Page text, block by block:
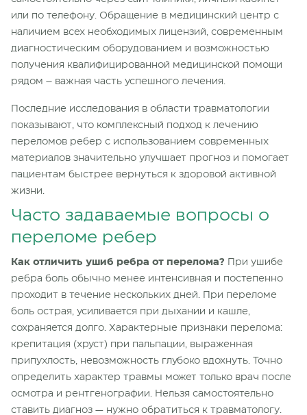
или по телефону. Обращение в медицинский центр с
наличием всех необходимых лицензий, современным
диагностическим оборудованием и возможностью
получения квалифицированной медицинской помощи
рядом – важная часть успешного лечения.
Последние исследования в области травматологии
показывают, что комплексный подход к лечению
переломов ребер с использованием современных
материалов значительно улучшает прогноз и помогает
пациентам быстрее вернуться к здоровой активной
жизни.
Часто задаваемые вопросы о
переломе ребер
Как отличить ушиб ребра от перелома? При ушибе
ребра боль обычно менее интенсивная и постепенно
проходит в течение нескольких дней. При переломе
боль острая, усиливается при дыхании и кашле,
сохраняется долго. Характерные признаки перелома:
крепитация (хруст) при пальпации, выраженная
припухлость, невозможность глубоко вдохнуть. Точно
определить характер травмы может только врач после
осмотра и рентгенографии. Нельзя самостоятельно
ставить диагноз — нужно обратиться к травматологу.